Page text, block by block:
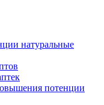
натуральные
потенции